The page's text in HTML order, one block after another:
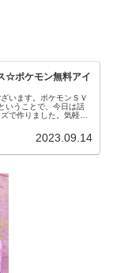
☆ポケモン無料アイ
います。ポケモンＳＶ
いうことで、今日は話
で作りました。気軽に
2023.09.14